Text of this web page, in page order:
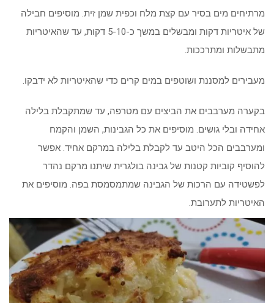
מרתיחים מים בסיר עם קצת מלח וכפית שמן זית. מוסיפים חבילה
של איטריות דקות ומבשלים במשך כ-5-10 דקות, עד שהאיטריות
מתבשלות ומתרככות.
מעבירים למסננת ושוטפים במים קרים כדי שהאיטריות לא ידבקו.
בקערה מערבבים את הביצים עם מטרפה, עד שמתקבלת בלילה
אחידה ובלי גושים. מוסיפים את כל הגבינות, השמן והקמח
ומערבבים הכל היטב עד לקבלת בלילה במרקם אחיד. אפשר
להוסיף קוביות קטנות של גבינה בולגרית שיתנו מרקם נהדר
לפשטידה עם הרכות של הגבינה שמתמסמסת בפה. מוסיפים את
האיטריות לתערובת.